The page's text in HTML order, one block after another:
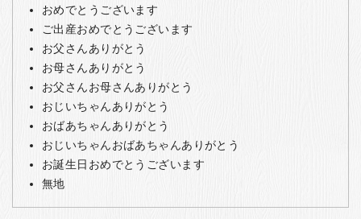
おめでとうございます
ご出産おめでとうございます
お父さんありがとう
お母さんありがとう
お父さんお母さんありがとう
おじいちゃんありがとう
おばあちゃんありがとう
おじいちゃんおばあちゃんありがとう
お誕生日おめでとうございます
無地